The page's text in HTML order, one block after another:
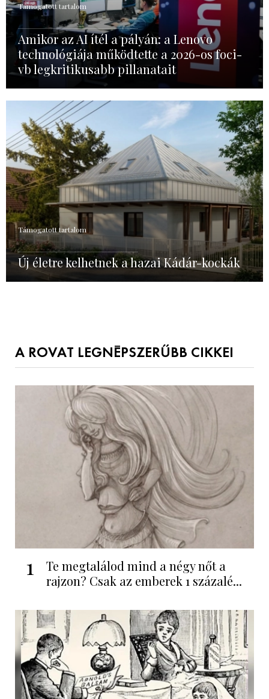
Támogatott tartalom
Amikor az AI ítél a pályán: a Lenovo
technológiája működtette a 2026-os foci-
vb legkritikusabb pillanatait
Támogatott tartalom
Új életre kelhetnek a hazai Kádár-kockák
A ROVAT LEGNÉPSZERŰBB CIKKEI
1
Te megtalálod mind a négy nőt a
rajzon? Csak az emberek 1 százalé...